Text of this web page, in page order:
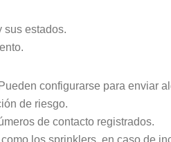
sus estados.
configurarse para enviar
de riesgo.
de contacto registrados.
los sprinklers, en caso de